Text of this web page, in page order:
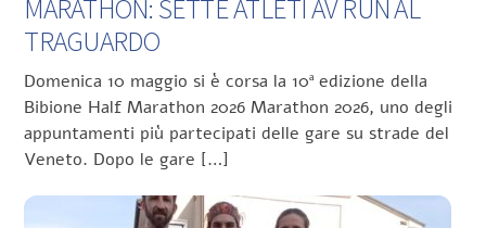
MARATHON: SETTE ATLETI AV RUN AL
TRAGUARDO
Domenica 10 maggio si è corsa la 10ª edizione della
Bibione Half Marathon 2026 Marathon 2026, uno degli
appuntamenti più partecipati delle gare su strade del
Veneto. Dopo le gare […]